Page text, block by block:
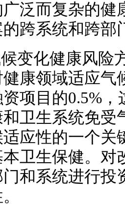
泛而复杂的健
跨系统和跨部
变化健康风险
康领域适应气
项目的0.5%
卫生系统免受
应性的一个关
卫生保健。
和系统进行投